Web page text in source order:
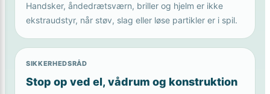
Handsker, åndedrætsværn, briller og hjelm er ikke
ekstraudstyr, når støv, slag eller løse partikler er i spil.
SIKKERHEDSRÅD
Stop op ved el, vådrum og konstruktion